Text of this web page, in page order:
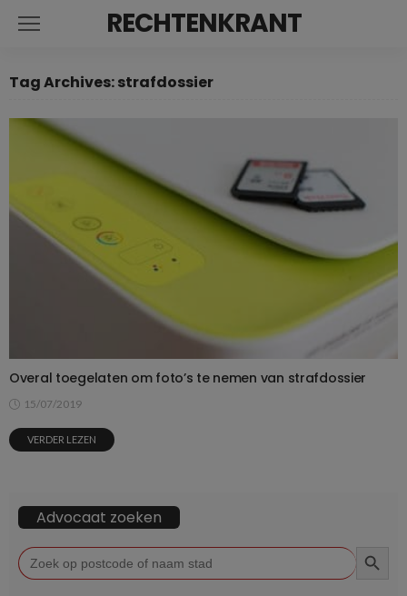
RECHTENKRANT
Tag Archives: strafdossier
Overal toegelaten om foto’s te nemen van strafdossier
15/07/2019
VERDER LEZEN
Advocaat zoeken
Zoek
naar: